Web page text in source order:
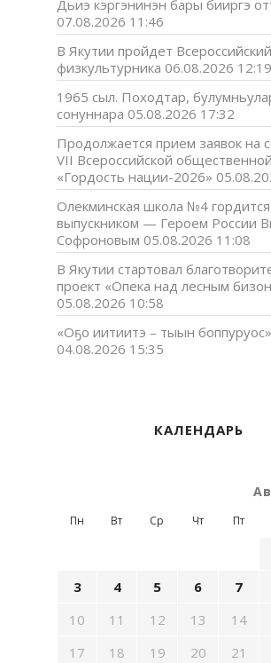
Дьиэ кэргэнинэн бары бииргэ
07.08.2026 11:46
В Якутии пройдет
физкультурника 06.08.2026 12:19
1965 сыл. Походтар,
сонуннара 05.08.2026 17:32
Продолжается прием заявок на
VII Всероссийской
«Гордость нации-2026»
Олекминская школа №4
выпускником — Героем России
Софроновым 05.08.2026 11:08
В Якутии стартовал
проект «Опека над лесным
05.08.2026 10:58
«Оҕо иитиитэ – тыын боппуруос»
04.08.2026 15:35
КАЛЕНДАРЬ
Пн Вт Ср Чт Пт
3
4 5 6 7
10
11 12 13 14
17
18 19 20 21